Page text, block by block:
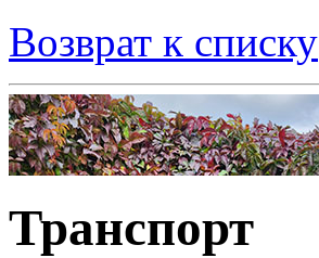
Возврат к списку
Транспорт